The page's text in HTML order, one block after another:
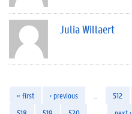
Julia Willaert
« first ‹ previous 512